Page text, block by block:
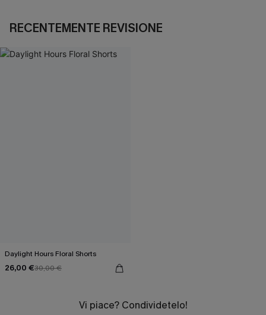
RECENTEMENTE REVISIONE
Daylight Hours Floral Shorts
26,00 €30,00 €
Vi piace? Condividetelo!